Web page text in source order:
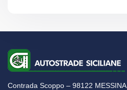
Contrada Scoppo – 98122 MESSINA